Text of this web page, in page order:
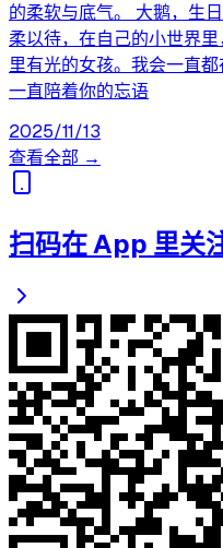
的柔软与底气。 大鹅，生
柔以待，在自己的小世界
里有光的女孩。我会一直
一直陪着你的忘语
2025/11/13
查看全部 →
扫码在 App 里关